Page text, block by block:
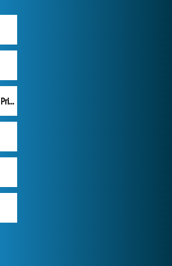
My Kingdom for the Princess Plná verze